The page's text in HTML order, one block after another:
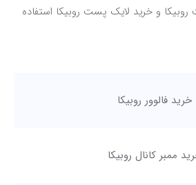
روبیکا و خرید لایک پست روبیکا استفاده
خرید فالوور روبیکا
ممبر کانال روبیکا